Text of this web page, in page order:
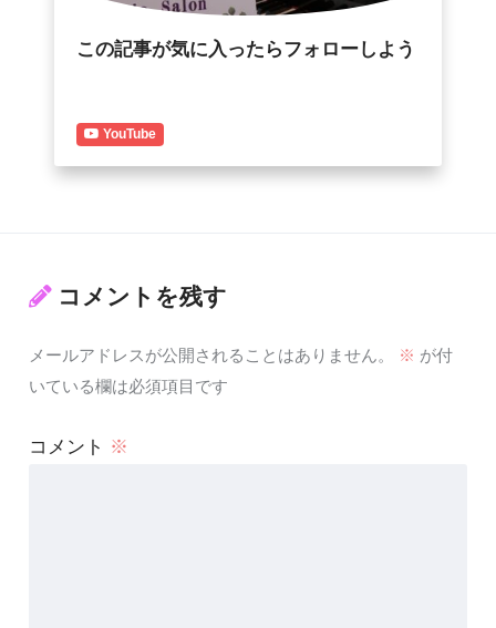
この記事が気に入ったらフォローしよう
YouTube
コメントを残す
メールアドレスが公開されることはありません。 ※ が付
いている欄は必須項目です
コメント ※